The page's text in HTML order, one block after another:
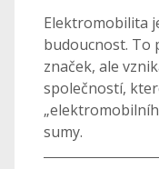
Elektromobilita
budoucnost. To
značek, ale
společností,
sumy.